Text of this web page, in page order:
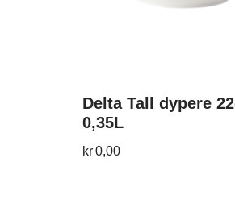
Delta Tall dypere
0,35L
kr0,00